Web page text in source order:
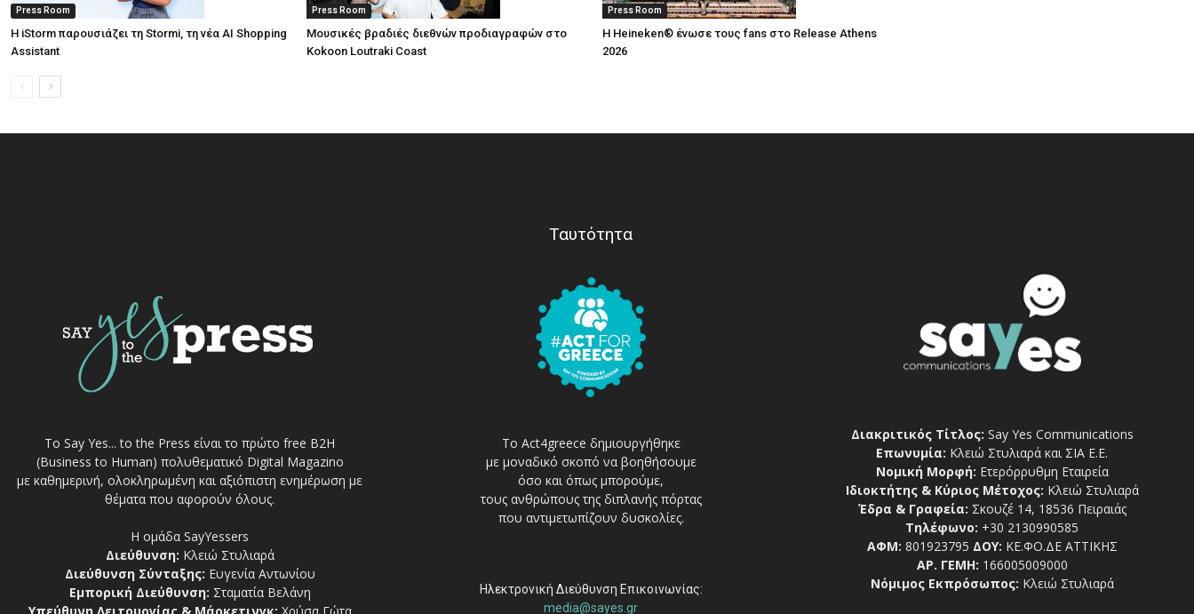
Press Room
Η iStorm παρουσιάζει τη Stormi, τη νέα AI Shopping
Assistant
Press Room
Μουσικές βραδιές διεθνών προδιαγραφών στο
Kokoon Loutraki Coast
Press Room
Η Heineken® ένωσε τους fans στο Release Athens
2026
Το Say Yes... to the Press είναι το πρώτο free Β2Η
(Business to Human) πολυθεματικό Digital Magazino
με καθημερινή, ολοκληρωμένη και αξιόπιστη ενημέρωση με
θέματα που αφορούν όλους.
Η ομάδα SayYessers
Διεύθυνση: Κλειώ Στυλιαρά
Διεύθυνση Σύνταξης: Ευγενία Αντωνίου
Εμπορική Διεύθυνση: Σταματία Βελάνη
Ταυτότητα
Το Act4greece δημιουργήθηκε
με μοναδικό σκοπό να βοηθήσουμε
όσο και όπως μπορούμε,
τους ανθρώπους της διπλανής πόρτας
που αντιμετωπίζουν δυσκολίες.
Ηλεκτρονική Διεύθυνση Επικοινωνίας:
media@sayes.gr
Διακριτικός Τίτλος: Say Yes Communications
Επωνυμία: Κλειώ Στυλιαρά και ΣΙΑ Ε.Ε.
Νομική Μορφή: Ετερόρρυθμη Εταιρεία
Ιδιοκτήτης & Κύριος Μέτοχος: Κλειώ Στυλιαρά
Έδρα & Γραφεία: Σκουζέ 14, 18536 Πειραιάς
Τηλέφωνο: +30 2130990585
ΑΦΜ: 801923795 ΔΟΥ: ΚΕ.ΦΟ.ΔΕ ΑΤΤΙΚΗΣ
ΑΡ. ΓΕΜΗ: 166005009000
Νόμιμος Εκπρόσωπος: Κλειώ Στυλιαρά